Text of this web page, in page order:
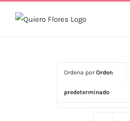
Ordena porOrden
predeterminado
Mostrar